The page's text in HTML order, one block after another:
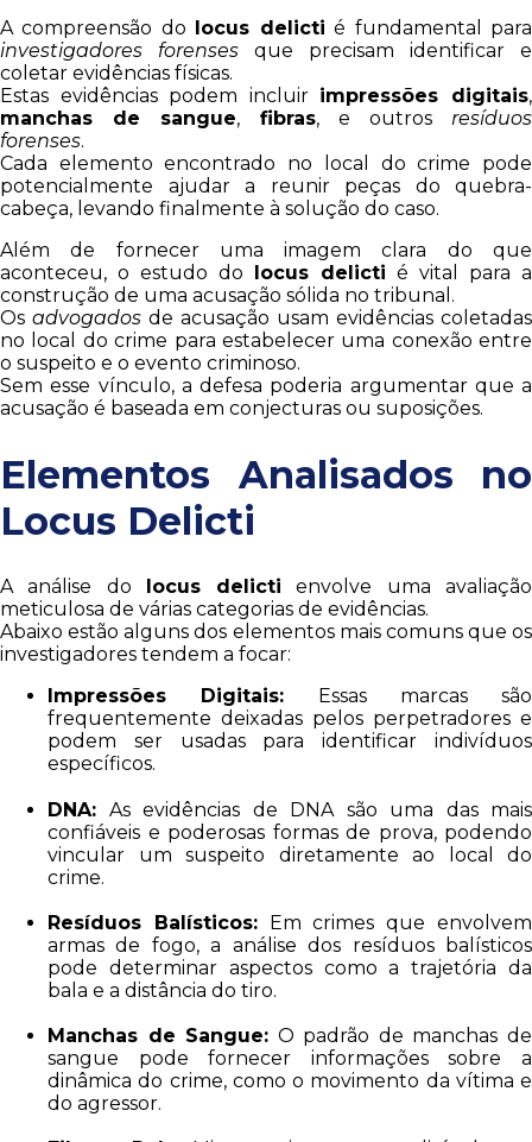
A compreensão do
locus delicti é fundamental para
investigadores forenses que precisam identificar e
coletar evidências físicas.
Estas evidências podem incluir impressões digitais,
manchas de sangue, fibras, e outrosresíduos
forenses.
Cada elemento encontrado no local do crime pode
potencialmente ajudar a reunir peças do quebra-
cabeça, levando finalmente à solução do caso.
Além de fornecer uma imagem clara do que
aconteceu, o estudo do
locus delicti é vital para a
construção de uma acusação sólida no tribunal.
Os advogados de acusação usam evidências coletadas
no local do crime para estabelecer uma conexão entre
o suspeito e o evento criminoso.
Sem esse vínculo, a defesa poderia argumentar que a
acusação é baseada em conjecturas ou suposições.
Elementos Analisados no
Locus Delicti
A análise do locus delicti envolve uma avaliação
meticulosa de várias categorias de evidências.
Abaixo estão alguns dos elementos mais comuns que os
investigadores tendem a focar:
Impressões Digitais: Essas marcas são
frequentemente deixadas pelos perpetradores e
podem ser usadas para identificar indivíduos
específicos.
DNA: As evidências de DNA são uma das mais
confiáveis e poderosas formas de prova, podendo
vincular um suspeito diretamente ao local do
crime.
Resíduos Balísticos:Em crimes que envolvem
armas de fogo, a análise dos resíduos balísticos
pode determinar aspectos como a trajetória da
bala e a distância do tiro.
Manchas de Sangue: O padrão de manchas de
sangue pode fornecer informações sobre a
dinâmica do crime, como o movimento da vítima e
do agressor.